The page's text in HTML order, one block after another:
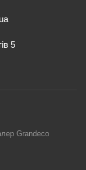
5
Grandeco